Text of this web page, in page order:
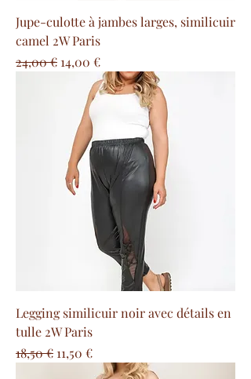
Jupe-culotte à jambes larges, similicuir
camel 2W Paris
Precio
24,00 € Precio de oferta
14,00 €
Legging similicuir noir avec détails en
tulle 2W Paris
Precio
18,50 € Precio de oferta
11,50 €